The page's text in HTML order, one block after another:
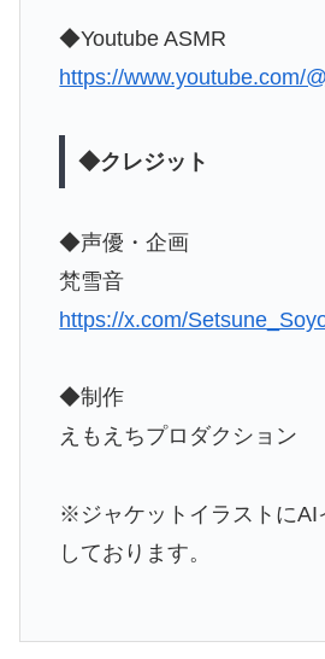
◆Youtube ASMR
https://www.youtube.com/
◆クレジット
◆声優・企画
梵雪音
https://x.com/
◆制作
えもえちプロダクション
※ジャケットイラストにAI
しております。